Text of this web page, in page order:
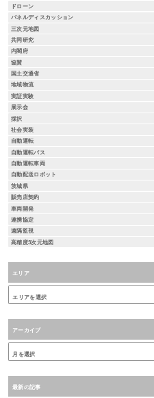
ドローン
パネルディスカッション
三次元地図
共同研究
内閣府
協賛
国土交通省
地域物流
実証実験
展示会
採択
社会実装
自動運転
自動運転バス
自動運転車両
自動配送ロボット
茨城県
販売店契約
車両開発
連携協定
遠隔監視
高精度3次元地図
エリア
アーカイブ
最新の記事